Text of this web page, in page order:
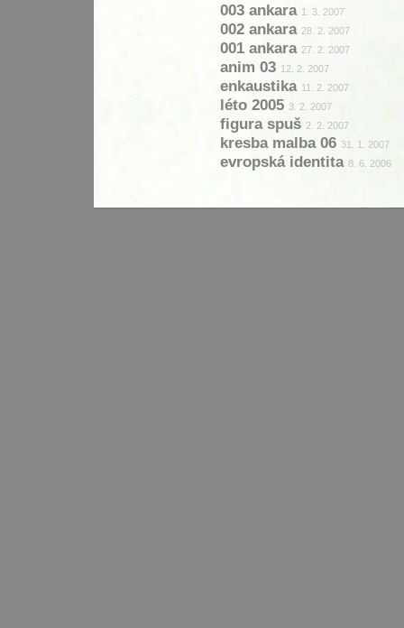
003 ankara 1. 3. 2007
002 ankara 28. 2. 2007
001 ankara 27. 2. 2007
anim 03 12. 2. 2007
enkaustika 11. 2. 2007
léto 2005 3. 2. 2007
figura spuš 2. 2. 2007
kresba malba 06 31. 1. 2007
evropská identita 8. 6. 2006